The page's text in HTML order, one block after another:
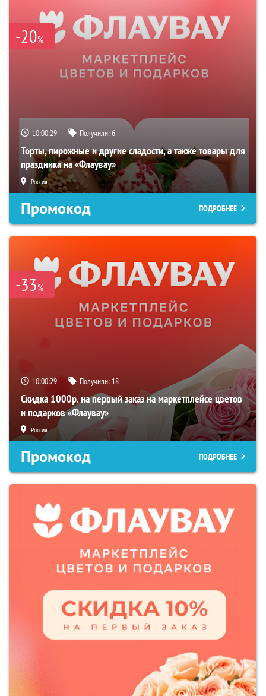
-20%
10:00:28 Получили:6
Торты, пирожные и другие сладости, а также товары для
праздника на «Флаувау»
Россия
Промокод ПОДРОБНЕЕ
-33%
10:00:28 Получили: 18
Скидка 1000р. на первый заказ на маркетплейсе цветов
и подарков «Флаувау»
Россия
Промокод ПОДРОБНЕЕ